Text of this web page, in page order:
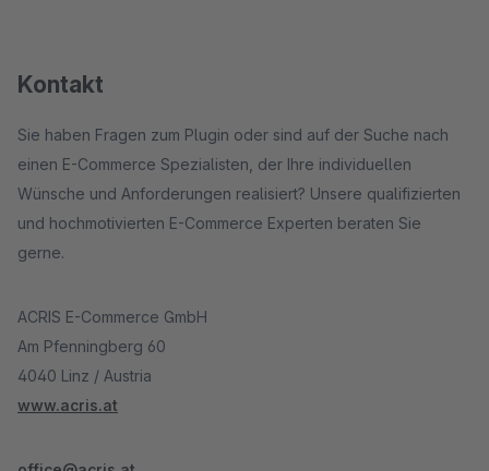
Kontakt
Sie haben Fragen zum Plugin oder sind auf der Suche nach
einen E-Commerce Spezialisten, der Ihre individuellen
Wünsche und Anforderungen realisiert? Unsere qualifizierten
und hochmotivierten E-Commerce Experten beraten Sie
gerne.
ACRIS E-Commerce GmbH
Am Pfenningberg 60
4040 Linz / Austria
www.acris.at